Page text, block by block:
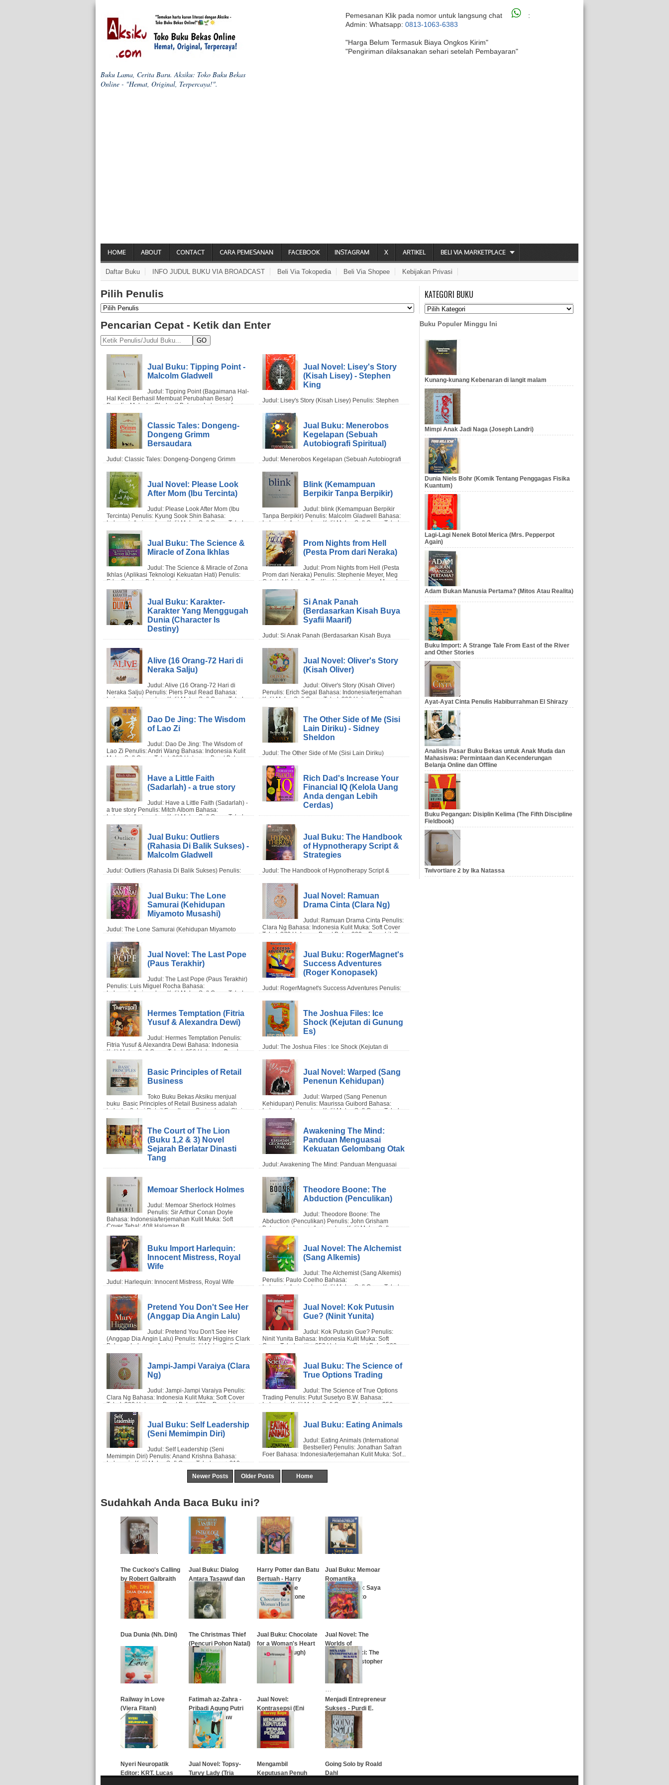
Buku Lama, Cerita Baru. Aksiku: Toko Buku Bekas
Online - "Hemat, Original, Terpercaya!".
Pemesanan Klik pada nomor untuk langsung chat
:
Admin: Whatsapp: 0813-1063-6383
"Harga Belum Termasuk Biaya Ongkos Kirim"
"Pengiriman dilaksanakan sehari setelah Pembayaran"
HOME ABOUT CONTACT CARA PEMESANAN FACEBOOK INSTAGRAM X ARTIKEL BELI VIA MARKETPLACE
Daftar Buku INFO JUDUL BUKU VIA BROADCAST Beli Via Tokopedia Beli Via Shopee Kebijakan Privasi
Pilih Penulis
Pencarian Cepat - Ketik dan Enter
GO
Jual Buku: Tipping Point -
Malcolm Gladwell
Jual Novel: Lisey's Story
(Kisah Lisey) - Stephen
King
Classic Tales: Dongeng-
Dongeng Grimm
Bersaudara
Jual Buku: Menerobos
Kegelapan (Sebuah
Autobiografi Spiritual)
Jual Novel: Please Look
After Mom (Ibu Tercinta)
Blink (Kemampuan
Berpikir Tanpa Berpikir)
Jual Buku: The Science &
Miracle of Zona Ikhlas
Prom Nights from Hell
(Pesta Prom dari Neraka)
Jual Buku: Karakter-
Karakter Yang Menggugah
Dunia (Character Is
Destiny)
Si Anak Panah
(Berdasarkan Kisah Buya
Syafii Maarif)
Alive (16 Orang-72 Hari di
Neraka Salju)
Jual Novel: Oliver's Story
(Kisah Oliver)
Dao De Jing: The Wisdom
of Lao Zi
The Other Side of Me (Sisi
Lain Diriku) - Sidney
Sheldon
Have a Little Faith
(Sadarlah) - a true story
Rich Dad's Increase Your
Financial IQ (Kelola Uang
Anda dengan Lebih
Cerdas)
Jual Buku: Outliers
(Rahasia Di Balik Sukses) -
Malcolm Gladwell
Jual Buku: The Handbook
of Hypnotherapy Script &
Strategies
Jual Buku: The Lone
Samurai (Kehidupan
Miyamoto Musashi)
Jual Novel: Ramuan
Drama Cinta (Clara Ng)
Jual Novel: The Last Pope
(Paus Terakhir)
Jual Buku: RogerMagnet's
Success Adventures
(Roger Konopasek)
Hermes Temptation (Fitria
Yusuf & Alexandra Dewi)
The Joshua Files: Ice
Shock (Kejutan di Gunung
Es)
Basic Principles of Retail
Business
Jual Novel: Warped (Sang
Penenun Kehidupan)
The Court of The Lion
(Buku 1,2 & 3) Novel
Sejarah Berlatar Dinasti
Tang
Awakening The Mind:
Panduan Menguasai
Kekuatan Gelombang Otak
Memoar Sherlock Holmes
Theodore Boone: The
Abduction (Penculikan)
Buku Import Harlequin:
Innocent Mistress, Royal
Wife
Jual Novel: The Alchemist
(Sang Alkemis)
Pretend You Don't See Her
(Anggap Dia Angin Lalu)
Jual Novel: Kok Putusin
Gue? (Ninit Yunita)
Jampi-Jampi Varaiya (Clara
Ng)
Jual Buku: The Science of
True Options Trading
Jual Buku: Self Leadership
(Seni Memimpin Diri)
Jual Buku: Eating Animals
Newer Posts Older Posts Home
Sudahkah Anda Baca Buku ini?
The Cuckoo's Calling
by Robert Galbraith
…
Jual Buku: Dialog
Antara Tasawuf dan
Psikologi
…
Harry Potter dan Batu
Bertuah - Harry
Potter and The
Sorcerer's Stone
…
Jual Buku: Memoar
Romantika
Probosutedjo: Saya
dan Mas Harto
…
Dua Dunia (Nh. Dini)
…
The Christmas Thief
(Pencuri Pohon Natal)
…
Jual Buku: Chocolate
for a Woman's Heart
(Kay Allenbaugh)
Jual Novel: The
Worlds of
Chrestomanci: The
Lives of Christopher
Chant
Railway in Love
(Viera Fitani)
…
Fatimah az-Zahra -
Pribadi Agung Putri
Rasulullah Saw
…
Jual Novel:
Kontrasepsi (Eni
Martini)
Menjadi Entrepreneur
Sukses - Purdi E.
Chandra
…
Nyeri Neuropatik
Editor: KRT. Lucas
Jual Novel: Topsy-
Turvy Lady (Tria
Mengambil
Keputusan Penuh
Going Solo by Roald
Dahl
KATEGORI BUKU
Buku Populer Minggu Ini
Kunang-kunang Kebenaran di langit malam
Mimpi Anak Jadi Naga (Joseph Landri)
Dunia Niels Bohr (Komik Tentang Penggagas Fisika
Kuantum)
Lagi-Lagi Nenek Botol Merica (Mrs. Pepperpot
Again)
Adam Bukan Manusia Pertama? (Mitos Atau Realita)
Buku Import: A Strange Tale From East of the River
and Other Stories
Ayat-Ayat Cinta Penulis Habiburrahman El Shirazy
Analisis Pasar Buku Bekas untuk Anak Muda dan
Mahasiswa: Permintaan dan Kecenderungan
Belanja Online dan Offline
Buku Pegangan: Disiplin Kelima (The Fifth Discipline
Fieldbook)
Twivortiare 2 by Ika Natassa